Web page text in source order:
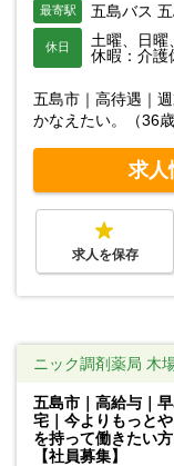
最寄駅 五島バス
休日
土曜、日曜
休暇：介護
五島市｜高待遇｜
かなえたい。（36
求人
求人を保存
ニック調剤薬局 木
五島市｜高給与｜
宅｜今よりもっと
を持って働きたい方
【社員募集】